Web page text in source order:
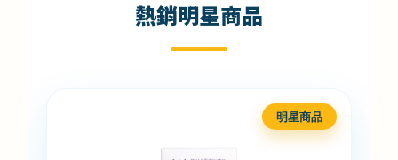
熱銷明星商品
明星商品